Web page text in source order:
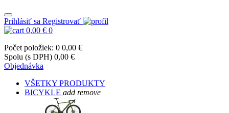
Prihlásiť sa Registrovať
0,00 € 0
Počet položiek: 0 0,00 €
Spolu (s DPH) 0,00 €
Objednávka
VŠETKY PRODUKTY
BICYKLE add remove